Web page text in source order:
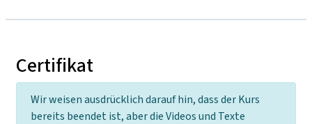
Certifikat
Wir weisen ausdrücklich darauf hin, dass der Kurs
bereits beendet ist, aber die Videos und Texte